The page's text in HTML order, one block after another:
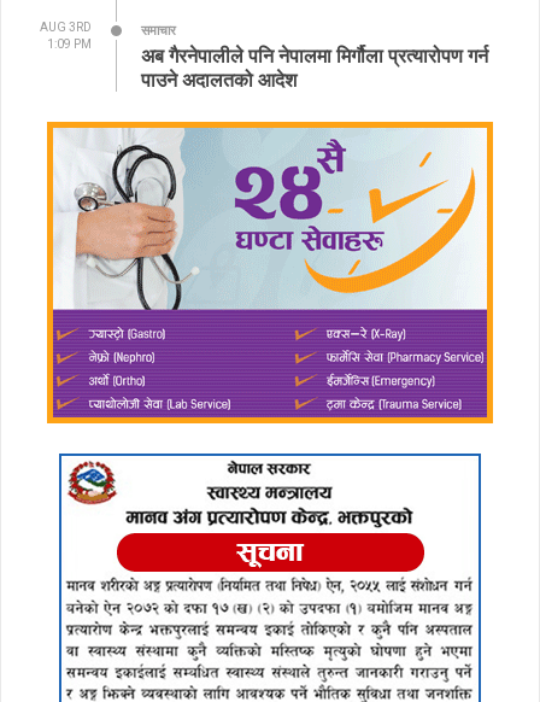
AUG 3RD
1:09 PM
समाचार
अब गैरनेपालीले पनि नेपालमा मिर्गौला प्रत्यारोपण गर्न
पाउने अदालतको आदेश